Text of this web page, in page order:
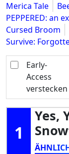
Merica Tale
PEPPERED: an
Cursed Broom
Survive:
Early-
Access
verstecken
1
Yes,